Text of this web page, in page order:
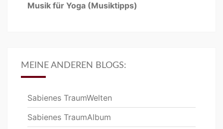
Musik für Yoga (Musiktipps)
MEINE ANDEREN BLOGS:
Sabienes TraumWelten
Sabienes TraumAlbum